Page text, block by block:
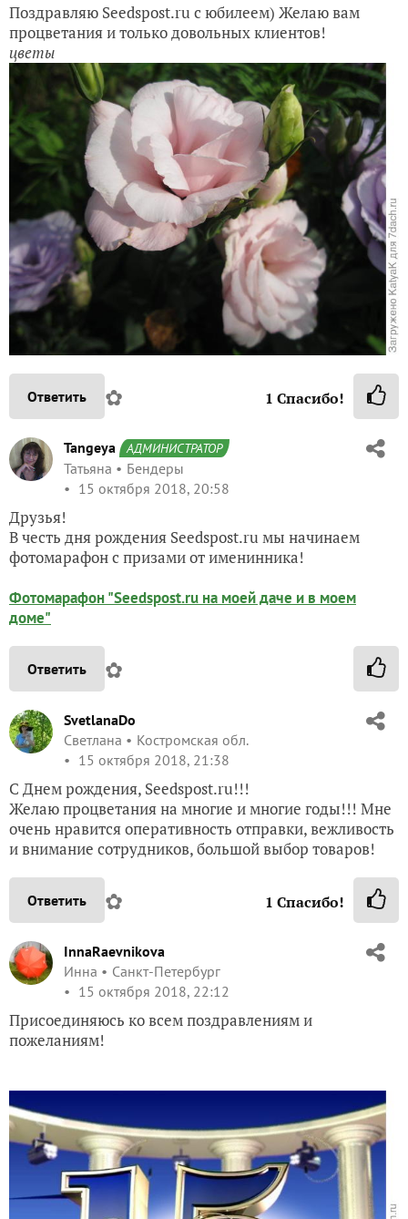
Поздравляю Seedspost.ru с юбилеем) Желаю вам
процветания и только довольных клиентов!
цветы
Ответить ✿ 1 Спасибо!
Tangeya АДМИНИСТРАТОР
Татьяна
Бендеры
15 октября 2018, 20:58
Друзья!
В честь дня рождения Seedspost.ru мы начинаем
фотомарафон с призами от именинника!
Фотомарафон "Seedspost.ru на моей даче и в моем
доме"
Ответить ✿
SvetlanaDo
Светлана
Костромская обл.
15 октября 2018, 21:38
С Днем рождения, Seedspost.ru!!!
Желаю процветания на многие и многие годы!!! Мне
очень нравится оперативность отправки, вежливость
и внимание сотрудников, большой выбор товаров!
Ответить ✿ 1 Спасибо!
InnaRaevnikova
Инна
Санкт-Петербург
15 октября 2018, 22:12
Присоединяюсь ко всем поздравлениям и
пожеланиям!